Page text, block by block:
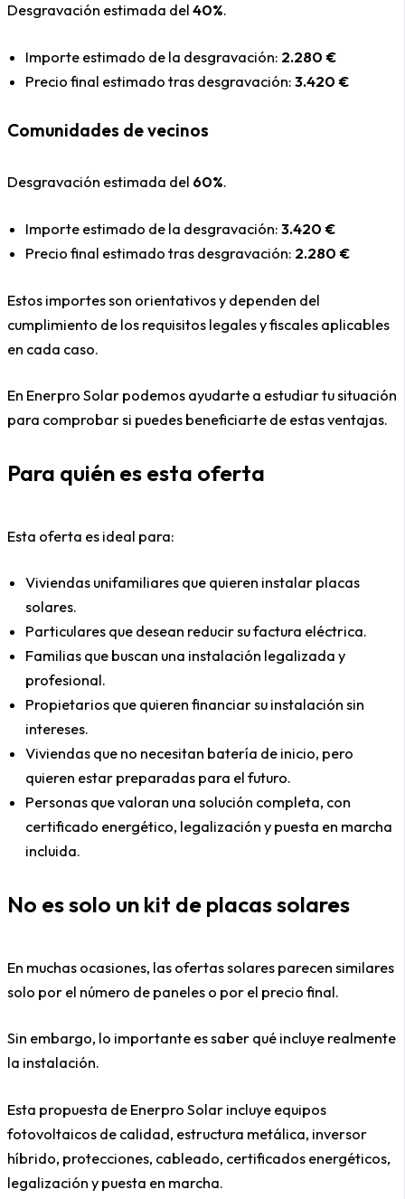
Desgravación estimada del 40%.
Importe estimado de la desgravación: 2.280 €
Precio final estimado tras desgravación: 3.420 €
Comunidades de vecinos
Desgravación estimada del 60%.
Importe estimado de la desgravación: 3.420 €
Precio final estimado tras desgravación: 2.280 €
Estos importes son orientativos y dependen del
cumplimiento de los requisitos legales y fiscales aplicables
en cada caso.
En Enerpro Solar podemos ayudarte a estudiar tu situación
para comprobar si puedes beneficiarte de estas ventajas.
Para quién es esta oferta
Esta oferta es ideal para:
Viviendas unifamiliares que quieren instalar placas
solares.
Particulares que desean reducir su factura eléctrica.
Familias que buscan una instalación legalizada y
profesional.
Propietarios que quieren financiar su instalación sin
intereses.
Viviendas que no necesitan batería de inicio, pero
quieren estar preparadas para el futuro.
Personas que valoran una solución completa, con
certificado energético, legalización y puesta en marcha
incluida.
No es solo un kit de placas solares
En muchas ocasiones, las ofertas solares parecen similares
solo por el número de paneles o por el precio final.
Sin embargo, lo importante es saber qué incluye realmente
la instalación.
Esta propuesta de Enerpro Solar incluye equipos
fotovoltaicos de calidad, estructura metálica, inversor
híbrido, protecciones, cableado, certificados energéticos,
legalización y puesta en marcha.